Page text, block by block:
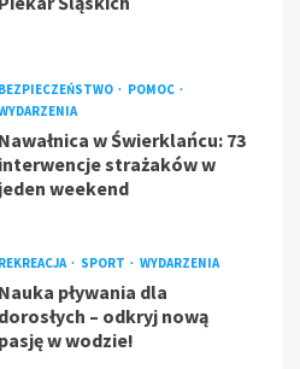
BEZPIECZEŃSTWO
POMOC
Nawałnica w Świerklańcu: 73
interwencje strażaków w
jeden weekend
REKREACJA SPORT WYDARZENIA
Nauka pływania dla
dorosłych – odkryj nową
pasję w wodzie!